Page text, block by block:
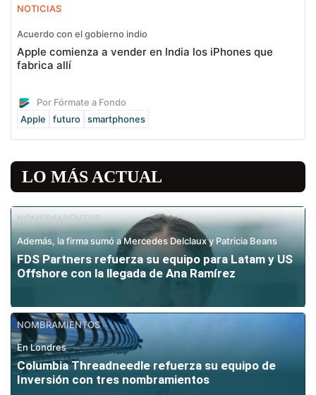
NOTICIAS
Acuerdo con el gobierno indio
Apple comienza a vender en India los iPhones que
fabrica allí
Por Fórmate a Fondo
Apple
futuro smartphones
LO MÁS ACTUAL
NOMBRAMIENTOS
Además, la firma sumó a Mercedes Delclaux y Patricia Beans
FDS Partners refuerza su equipo para Latam y US
Offshore con la llegada de Ana Ramírez
NOMBRAMIENTOS
En Londres
Columbia Threadneedle refuerza su equipo de
Inversión con tres nombramientos